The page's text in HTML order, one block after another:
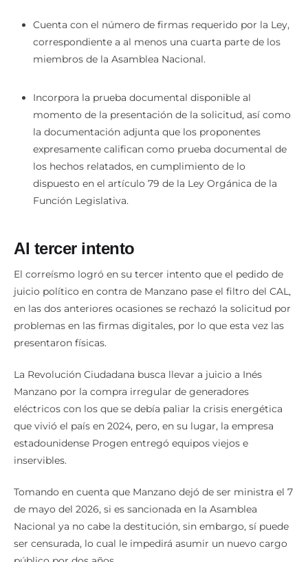
Cuenta con el número de firmas requerido por la Ley,
correspondiente a al menos una cuarta parte de los
miembros de la Asamblea Nacional.
Incorpora la prueba documental disponible al
momento de la presentación de la solicitud, así como
la documentación adjunta que los proponentes
expresamente califican como prueba documental de
los hechos relatados, en cumplimiento de lo
dispuesto en el artículo 79 de la Ley Orgánica de la
Función Legislativa.
Al tercer intento
El correísmo logró en su tercer intento que el pedido de
juicio político en contra de Manzano pase el filtro del CAL,
en las dos anteriores ocasiones se rechazó la solicitud por
problemas en las firmas digitales, por lo que esta vez las
presentaron físicas.
La Revolución Ciudadana busca llevar a juicio a Inés
Manzano por la compra irregular de generadores
eléctricos con los que se debía paliar la crisis energética
que vivió el país en 2024, pero, en su lugar, la empresa
estadounidense Progen entregó equipos viejos e
inservibles.
Tomando en cuenta que Manzano dejó de ser ministra el 7
de mayo del 2026, si es sancionada en la Asamblea
Nacional ya no cabe la destitución, sin embargo, sí puede
ser censurada, lo cual le impedirá asumir un nuevo cargo